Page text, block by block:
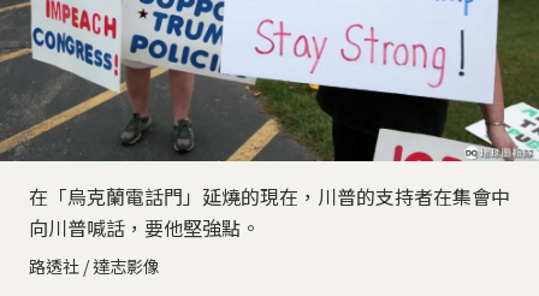
在「烏克蘭電話門」延燒的現在，川普的支持者在集會中
向川普喊話，要他堅強點。
路透社 / 達志影像